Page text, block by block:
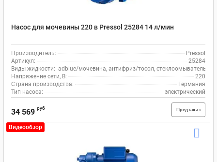
Насос для мочевины 220 в Pressol 25284 14 л/мин
Производитель:
Pressol
Артикул:
25284
Виды жидкости: adblue/мочевина, антифриз/тосол, стеклоомыватель,
Напряжение сети, В:
220
Страна производства:
Германия
Тип насоса:
электрический
34 569 руб Предзаказ
Видеообзор